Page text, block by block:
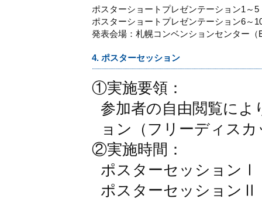
ポスターショートプレゼンテーション1～
ポスターショートプレゼンテーション6～
発表会場：札幌コンベンションセンター
4. ポスターセッション
①実施要領：
参加者の自由閲覧に
ョン（フリーディス
②実施時間：
ポスターセッションⅠ
ポスターセッションⅡ